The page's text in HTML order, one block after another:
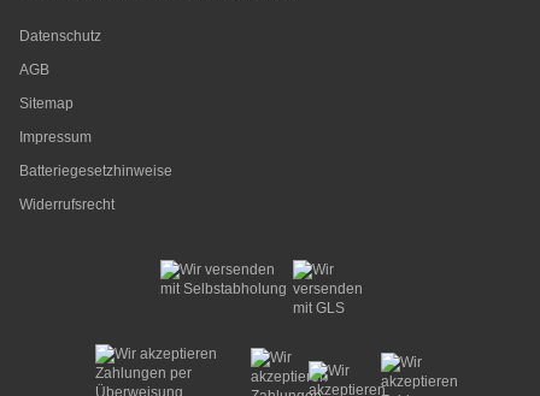
Datenschutz
AGB
Sitemap
Impressum
Batteriegesetzhinweise
Widerrufsrecht